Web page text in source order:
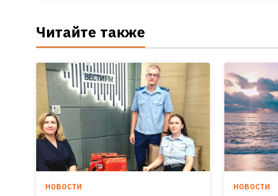
Читайте также
НОВОСТИ НОВОСТИ